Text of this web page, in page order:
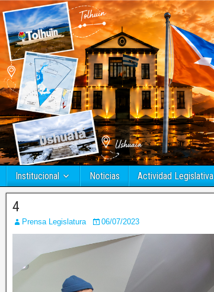
Institucional Noticias Actividad Legislativa
4
Prensa Legislatura 06/07/2023